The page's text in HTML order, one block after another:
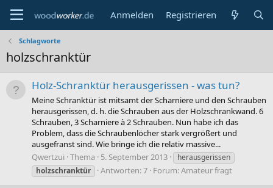
Anmelden Registrieren
Schlagworte
holzschranktür
Holz-Schranktür herausgerissen - was tun?
Meine Schranktür ist mitsamt der Scharniere und den Schrauben
herausgerissen, d. h. die Schrauben aus der Holzschrankwand. 6
Schrauben, 3 Scharniere à 2 Schrauben. Nun habe ich das
Problem, dass die Schraubenlöcher stark vergrößert und
ausgefranst sind. Wie bringe ich die relativ massive...
Qwertzui Thema 5. September 2013
herausgerissen
holzschranktür
Antworten: 7 Forum:Amateur fragt